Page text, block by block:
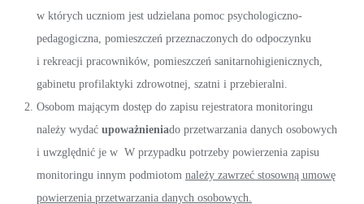
w których uczniom jest udzielana pomoc psychologiczno-
pedagogiczna, pomieszczeń przeznaczonych do odpoczynku
i rekreacji pracowników, pomieszczeń sanitarnohigienicznych,
gabinetu profilaktyki zdrowotnej, szatni i przebieralni.
Osobom mającym dostęp do zapisu rejestratora monitoringu
należy wydać upoważnieniado przetwarzania danych osobowych
i uwzględnić je w W przypadku potrzeby powierzenia zapisu
monitoringu innym podmiotom należy zawrzeć stosowną umowę
powierzenia przetwarzania danych osobowych.